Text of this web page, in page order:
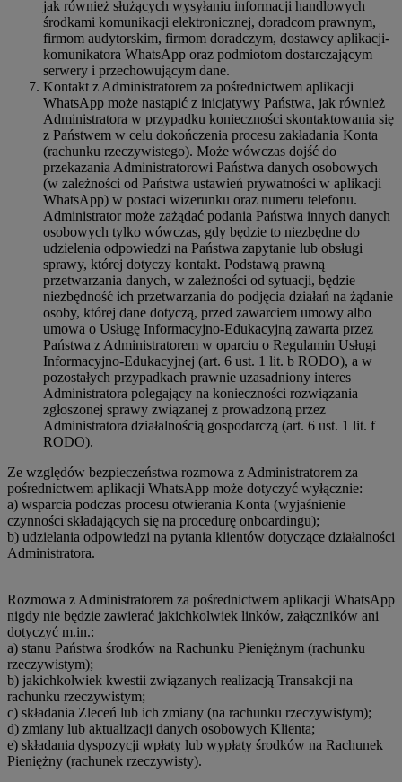
jak również służących wysyłaniu informacji handlowych
środkami komunikacji elektronicznej, doradcom prawnym,
firmom audytorskim, firmom doradczym, dostawcy aplikacji-
komunikatora WhatsApp oraz podmiotom dostarczającym
serwery i przechowującym dane.
Kontakt z Administratorem za pośrednictwem aplikacji
WhatsApp może nastąpić z inicjatywy Państwa, jak również
Administratora w przypadku konieczności skontaktowania się
z Państwem w celu dokończenia procesu zakładania Konta
(rachunku rzeczywistego). Może wówczas dojść do
przekazania Administratorowi Państwa danych osobowych
(w zależności od Państwa ustawień prywatności w aplikacji
WhatsApp) w postaci wizerunku oraz numeru telefonu.
Administrator może zażądać podania Państwa innych danych
osobowych tylko wówczas, gdy będzie to niezbędne do
udzielenia odpowiedzi na Państwa zapytanie lub obsługi
sprawy, której dotyczy kontakt. Podstawą prawną
przetwarzania danych, w zależności od sytuacji, będzie
niezbędność ich przetwarzania do podjęcia działań na żądanie
osoby, której dane dotyczą, przed zawarciem umowy albo
umowa o Usługę Informacyjno-Edukacyjną zawarta przez
Państwa z Administratorem w oparciu o Regulamin Usługi
Informacyjno-Edukacyjnej (art. 6 ust. 1 lit. b RODO), a w
pozostałych przypadkach prawnie uzasadniony interes
Administratora polegający na konieczności rozwiązania
zgłoszonej sprawy związanej z prowadzoną przez
Administratora działalnością gospodarczą (art. 6 ust. 1 lit. f
RODO).
Ze względów bezpieczeństwa rozmowa z Administratorem za
pośrednictwem aplikacji WhatsApp może dotyczyć wyłącznie:
a) wsparcia podczas procesu otwierania Konta (wyjaśnienie
czynności składających się na procedurę onboardingu);
b) udzielania odpowiedzi na pytania klientów dotyczące działalności
Administratora.
Rozmowa z Administratorem za pośrednictwem aplikacji WhatsApp
nigdy nie będzie zawierać jakichkolwiek linków, załączników ani
dotyczyć m.in.:
a) stanu Państwa środków na Rachunku Pieniężnym (rachunku
rzeczywistym);
b) jakichkolwiek kwestii związanych realizacją Transakcji na
rachunku rzeczywistym;
c) składania Zleceń lub ich zmiany (na rachunku rzeczywistym);
d) zmiany lub aktualizacji danych osobowych Klienta;
e) składania dyspozycji wpłaty lub wypłaty środków na Rachunek
Pieniężny (rachunek rzeczywisty).